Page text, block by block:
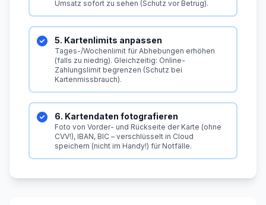
Umsatz sofort zu sehen (Schutz vor Betrug).
5. Kartenlimits anpassen
Tages-/Wochenlimit für Abhebungen erhöhen
(falls zu niedrig). Gleichzeitig: Online-
Zahlungslimit begrenzen (Schutz bei
Kartenmissbrauch).
6. Kartendaten fotografieren
Foto von Vorder- und Rückseite der Karte (ohne
CVV!), IBAN, BIC – verschlüsselt in Cloud
speichern (nicht im Handy!) für Notfälle.